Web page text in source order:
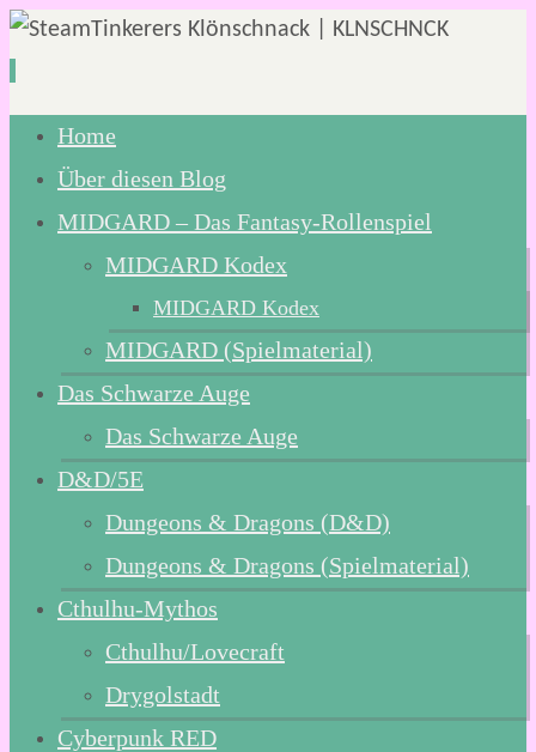
Zum
Inhalt
springen
Home
Über diesen Blog
MIDGARD – Das Fantasy-Rollenspiel
MIDGARD Kodex
MIDGARD Kodex
MIDGARD (Spielmaterial)
Das Schwarze Auge
Das Schwarze Auge
D&D/5E
Dungeons & Dragons (D&D)
Dungeons & Dragons (Spielmaterial)
Cthulhu-Mythos
Cthulhu/Lovecraft
Drygolstadt
Cyberpunk RED